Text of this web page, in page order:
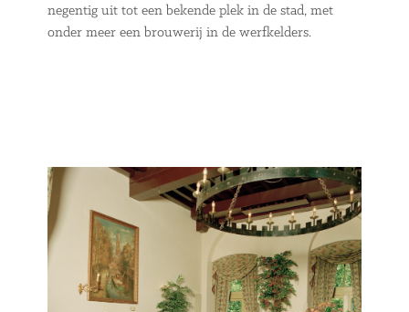
negentig uit tot een bekende plek in de stad, met
onder meer een brouwerij in de werfkelders.